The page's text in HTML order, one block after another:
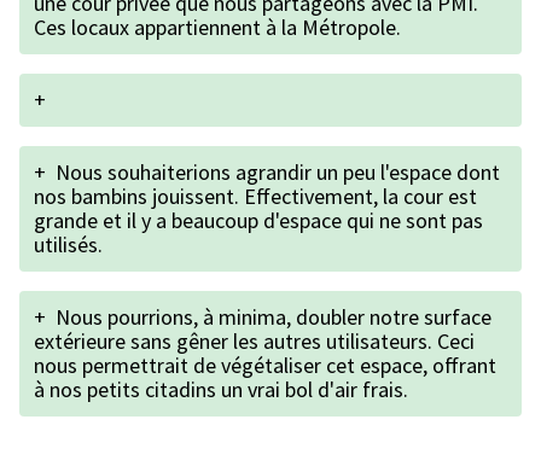
Ces locaux appartiennent à la Métropole.
+
+ Nous souhaiterions agrandir un peu l'espace dont
nos bambins jouissent. Effectivement, la cour est
grande et il y a beaucoup d'espace qui ne sont pas
utilisés.
+ Nous pourrions, à minima, doubler notre surface
extérieure sans gêner les autres utilisateurs. Ceci
nous permettrait de végétaliser cet espace, offrant
à nos petits citadins un vrai bol d'air frais.